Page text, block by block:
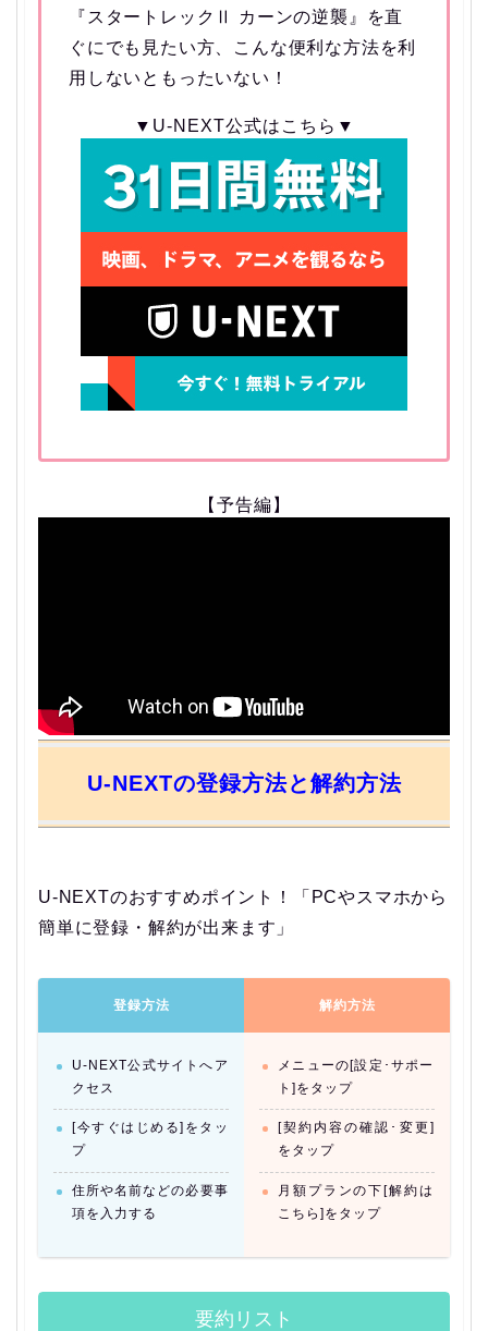
『スタートレックⅡ カーンの逆襲』を直
ぐにでも見たい方、こんな便利な方法を利
用しないともったいない！
▼U-NEXT公式はこちら▼
【予告編】
U-NEXTの登録方法と解約方法
U-NEXTのおすすめポイント！「PCやスマホから
簡単に登録・解約が出来ます」
登録方法
U-NEXT公式サイトへア
クセス
[今すぐはじめる]をタッ
プ
住所や名前などの必要事
項を入力する
解約方法
メニューの[設定･サポー
ト]をタップ
[契約内容の確認･変更]
をタップ
月額プランの下[解約は
こちら]をタップ
要約リスト